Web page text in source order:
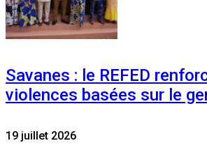
Savanes : le REFED
violences basées sur le
19 juillet 2026